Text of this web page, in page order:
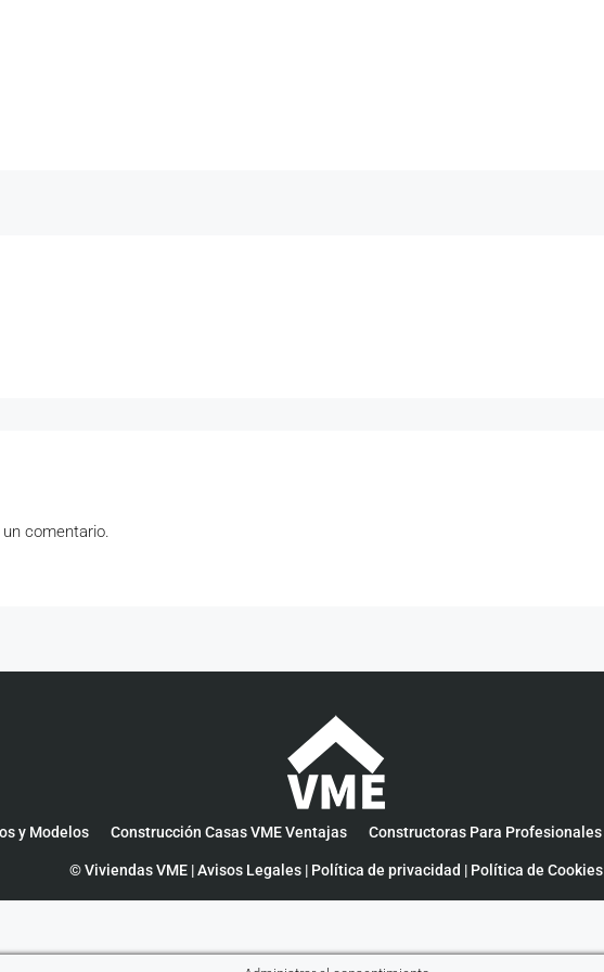
comentario.
y Modelos Construcción Casas VME Ventajas Constructoras Para Profesionales
© Viviendas VME |Avisos Legales | Política de privacidad | Política de Cookies